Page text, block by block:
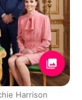
Harrison